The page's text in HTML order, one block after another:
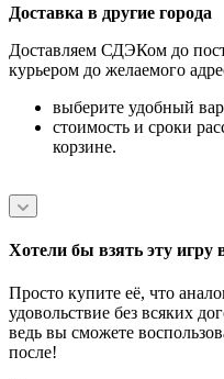
Доставка в другие города
Доставляем СДЭКом до
курьером до желаемого
выберите удобный
стоимость и сроки
корзине.
Хотели бы взять эту игру
Просто купите её, что
удовольствие без всяких
ведь вы сможете
после!